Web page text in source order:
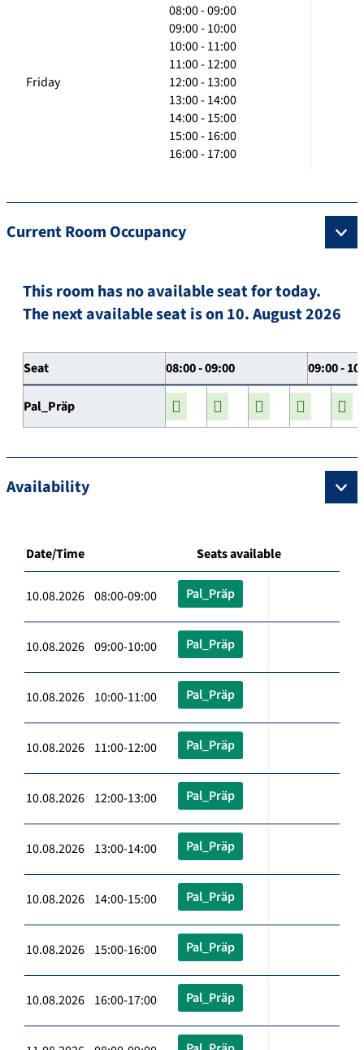
Friday
08:00 - 09:00
09:00 - 10:00
10:00 - 11:00
11:00 - 12:00
12:00 - 13:00
13:00 - 14:00
14:00 - 15:00
15:00 - 16:00
16:00 - 17:00
Current Room Occupancy
This room has no available seat for today.
The next available seat is on 10. August 2026
Seat 08:00 - 09:00 09:00 -
Pal_Präp
Availability
Date/Time Seats available
10.08.2026 08:00-09:00 Pal_Präp
10.08.2026 09:00-10:00 Pal_Präp
10.08.2026 10:00-11:00 Pal_Präp
10.08.2026 11:00-12:00 Pal_Präp
10.08.2026 12:00-13:00 Pal_Präp
10.08.2026 13:00-14:00 Pal_Präp
10.08.2026 14:00-15:00 Pal_Präp
10.08.2026 15:00-16:00 Pal_Präp
10.08.2026 16:00-17:00 Pal_Präp